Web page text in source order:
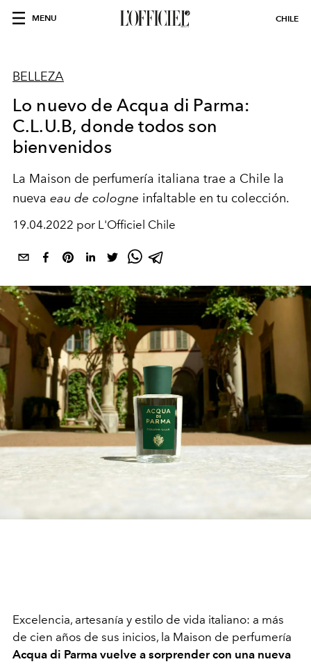
MENU CHILE
BELLEZA
Lo nuevo de Acqua di Parma:
C.L.U.B, donde todos son
bienvenidos
La Maison de perfumería italiana trae a Chile la
nueva eau de cologne infaltable en tu colección.
19.04.2022 por L'Officiel Chile
Excelencia, artesanía y estilo de vida italiano: a más
de cien años de sus inicios, la Maison de perfumería
Acqua di Parma vuelve a sorprender con una nueva